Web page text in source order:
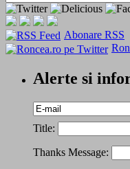
Abonare RSS
Alerte si
Title:
Thanks Message: